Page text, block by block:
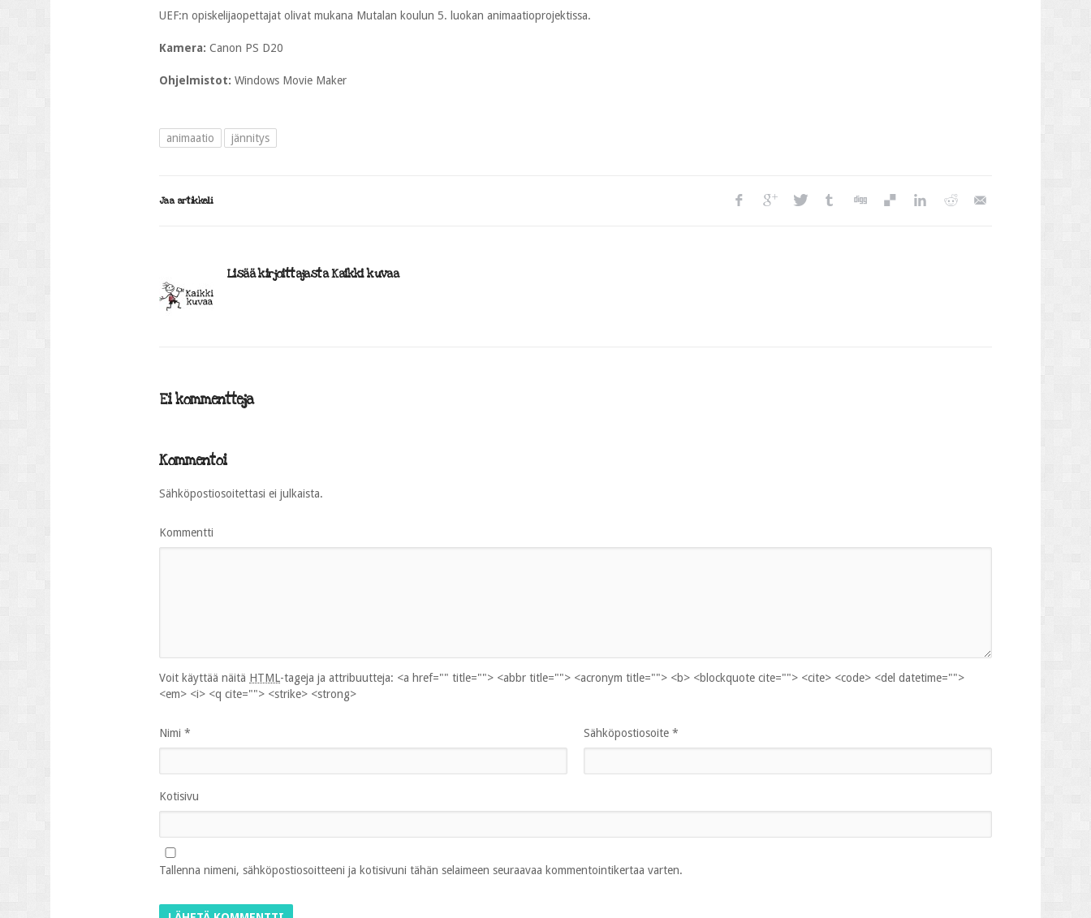
UEF:n opiskelijaopettajat olivat mukana Mutalan koulun 5. luokan animaatioprojektissa.
Kamera: Canon PS D20
Ohjelmistot: Windows Movie Maker
animaatio jännitys
Jaa artikkeli
Lisää kirjoittajasta Kaikki kuvaa
Ei kommentteja
Kommentoi
Sähköpostiosoitettasi ei julkaista.
Kommentti
Voit käyttää näitä HTML-tageja ja attribuutteja: <a href="" title=""> <abbr title=""> <acronym title=""> <b> <blockquote cite=""> <cite> <code> <del datetime="">
<em> <i> <q cite=""> <strike> <strong>
Nimi * Sähköpostiosoite *
Kotisivu
Tallenna nimeni, sähköpostiosoitteeni ja kotisivuni tähän selaimeen seuraavaa kommentointikertaa varten.